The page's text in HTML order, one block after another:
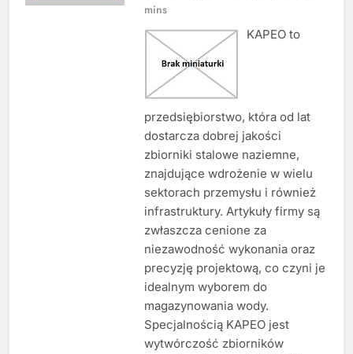
mins
KAPEO to
przedsiębiorstwo, która od lat
dostarcza dobrej jakości
zbiorniki stalowe naziemne,
znajdujące wdrożenie w wielu
sektorach przemysłu i również
infrastruktury. Artykuły firmy są
zwłaszcza cenione za
niezawodność wykonania oraz
precyzję projektową, co czyni je
idealnym wyborem do
magazynowania wody.
Specjalnością KAPEO jest
wytwórczość zbiorników